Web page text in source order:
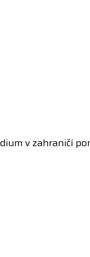
v zahraničí